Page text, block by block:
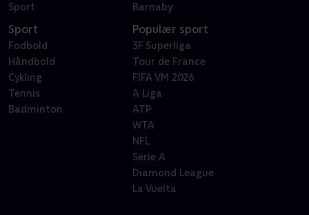
Sport
Barnaby
Sport
Fodbold
Håndbold
Cykling
Tennis
Badminton
Populær sport
3F Superliga
Tour de France
FIFA VM 2026
A Liga
ATP
WTA
NFL
Serie A
Diamond League
La Vuelta